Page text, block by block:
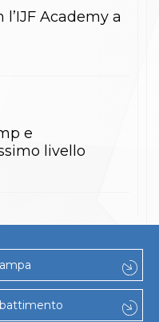
Academy a
e
livello